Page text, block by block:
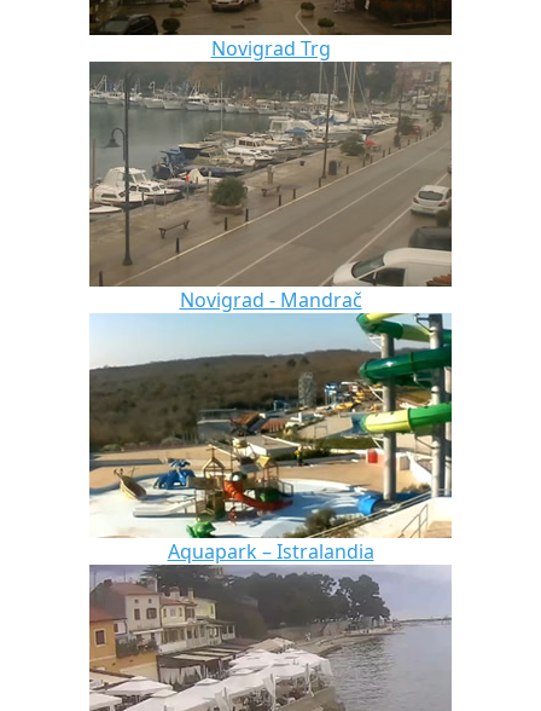
Novigrad Trg
Novigrad - Mandrač
Aquapark – Istralandia